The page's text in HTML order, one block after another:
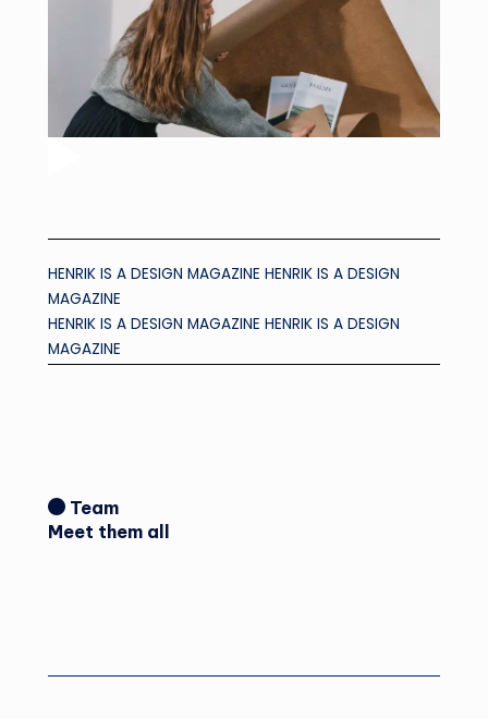
HENRIK IS A DESIGN MAGAZINE HENRIK IS A DESIGN
MAGAZINE
HENRIK IS A DESIGN MAGAZINE HENRIK IS A DESIGN
MAGAZINE
Team
Meet them all